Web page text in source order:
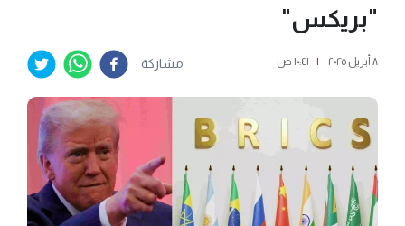
"بريكس"
٨ أبريل ٢٠٢٥ | ١٠:٤١ ص مشاركة :